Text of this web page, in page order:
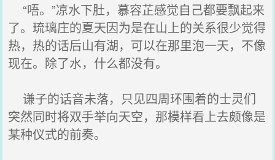
“唔。”凉水下肚，慕容芷感觉自己都要飘起来
了。琉璃庄的夏天因为是在山上的关系很少觉得
热，热的话后山有湖，可以在那里泡一天，不像
现在。除了水，什么都没有。
谦子的话音未落，只见四周环围着的士灵们
突然同时将双手举向天空，那模样看上去颇像是
某种仪式的前奏。